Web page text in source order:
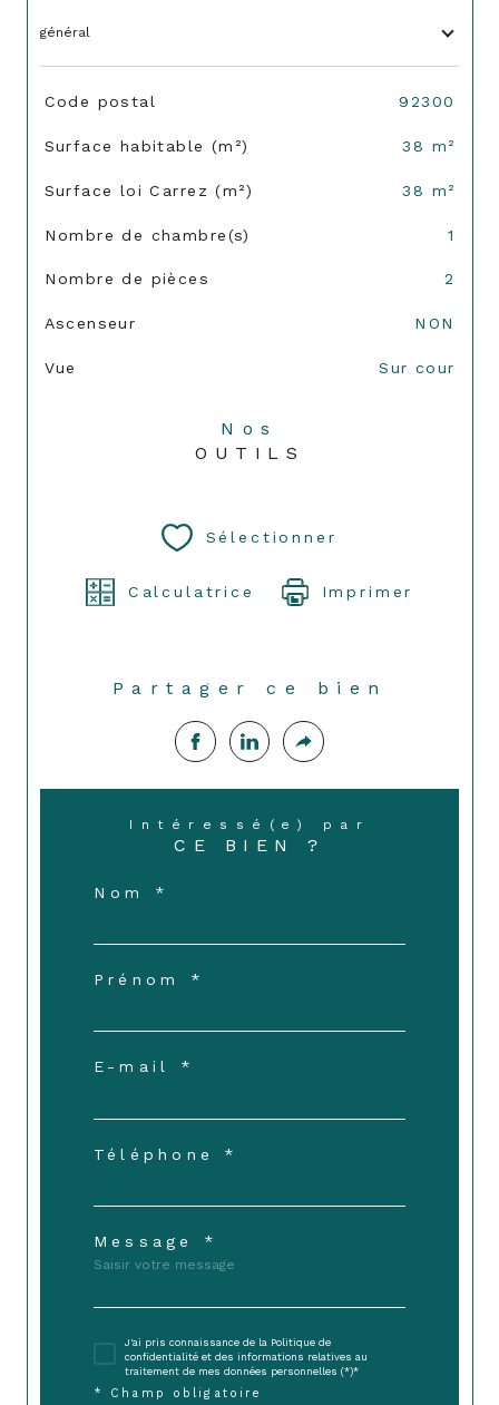
général
TRAD_SIROCCO_Caracteristique
Code postal 92300
Surface habitable (m²) 38 m²
Surface loi Carrez (m²) 38 m²
Nombre de chambre(s) 1
Nombre de pièces 2
Ascenseur NON
Vue Sur cour
Nos
OUTILS
Sélectionner
Calculatrice Imprimer
Partager ce bien
Intéressé(e) par
CE BIEN ?
Nom *
Prénom *
E-mail *
Téléphone *
Message *
J'ai pris connaissance de la Politique de
confidentialité et des informations relatives au
traitement de mes données personnelles (*)*
* Champ obligatoire